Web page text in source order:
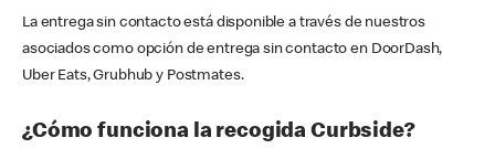
La entrega sin contacto está disponible a través de nuestros
asociados como opción de entrega sin contacto en DoorDash,
Uber Eats, Grubhub y Postmates.
¿Cómo funciona la recogida Curbside?